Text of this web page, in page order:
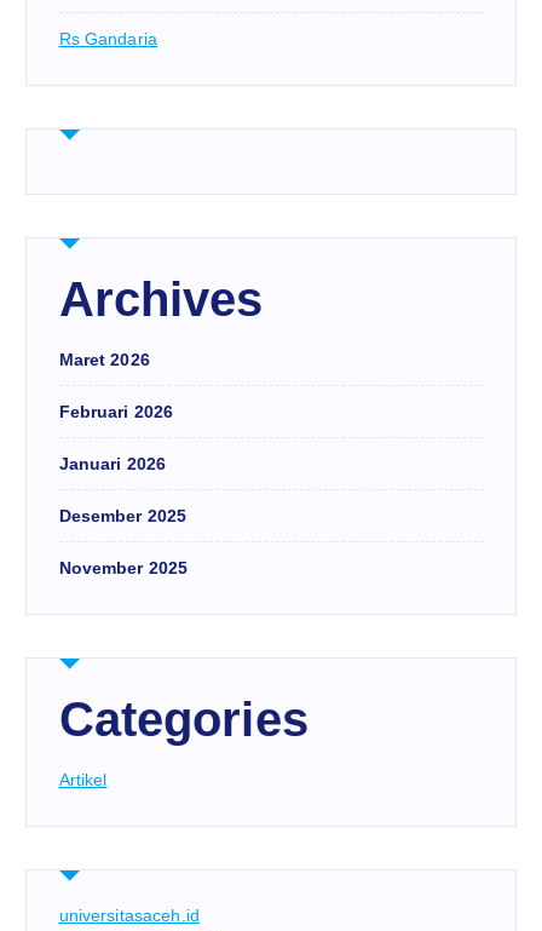
Rs Gandaria
Archives
Maret 2026
Februari 2026
Januari 2026
Desember 2025
November 2025
Categories
Artikel
universitasaceh.id